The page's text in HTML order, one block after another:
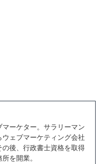
ーケター。サラリーマン
ウェブマーケティング会社
の後、行政書士資格を取得
を開業。